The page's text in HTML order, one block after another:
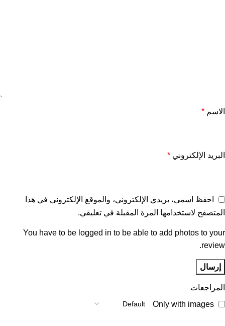
المراجعات
Only with images
الاسم *
البريد الإلكتروني *
احفظ اسمي، بريدي الإلكتروني، والموقع الإلكتروني في هذا
المتصفح لاستخدامها المرة المقبلة في تعليقي.
You have to be logged in to be able to add photos to your
review.